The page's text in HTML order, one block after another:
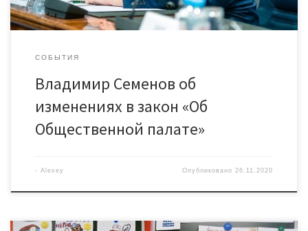
СОБЫТИЯ
Владимир Семенов об
изменениях в закон «Об
Общественной палате»
- Alexey Опубликовано 26.11.2020